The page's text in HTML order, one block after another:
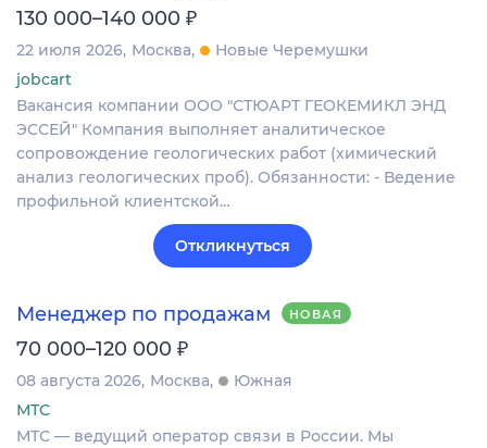
130 000–140 000 ₽
22 июля 2026 Москва
Новые Черемушки
jobcart
Вакансия компании ООО "СТЮАРТ ГЕОКЕМИКЛ ЭНД
ЭССЕЙ" Компания выполняет аналитическое
сопровождение геологических работ (химический
анализ геологических проб). Обязанности: - Ведение
профильной клиентской…
Откликнуться
Менеджер по продажам НОВАЯ
70 000–120 000 ₽
08 августа 2026 Москва
Южная
МТС
МТС — ведущий оператор связи в России. Мы